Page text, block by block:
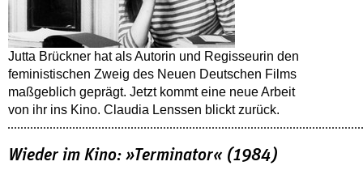
Jutta Brückner hat als Autorin und Regisseurin den
feministischen Zweig des Neuen Deutschen Films
maßgeblich geprägt. Jetzt kommt eine neue Arbeit
von ihr ins Kino. Claudia Lenssen blickt zurück.
Wieder im Kino: »Terminator« (1984)